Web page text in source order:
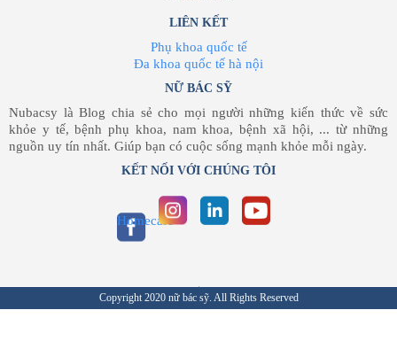
LIÊN KẾT
Phụ khoa quốc tế
Đa khoa quốc tế hà nội
NỮ BÁC SỸ
Nubacsy là Blog chia sẻ cho mọi người những kiến thức về sức
khỏe y tế, bệnh phụ khoa, nam khoa, bệnh xã hội, ... từ những
nguồn uy tín nhất. Giúp bạn có cuộc sống mạnh khỏe mỗi ngày.
KẾT NỐI VỚI CHÚNG TÔI
Homecare
Copyright 2020 nữ bác sỹ. All Rights Reserved